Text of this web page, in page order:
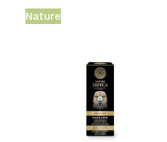
¡HAN VUELTO!
Nature